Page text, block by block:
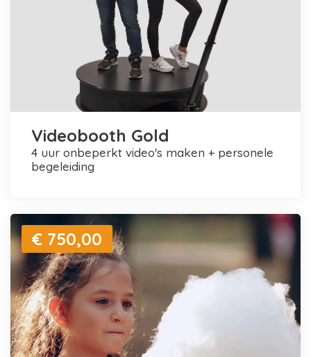
Videobooth Gold
4 uur onbeperkt video's maken + personele
begeleiding
€ 750,00